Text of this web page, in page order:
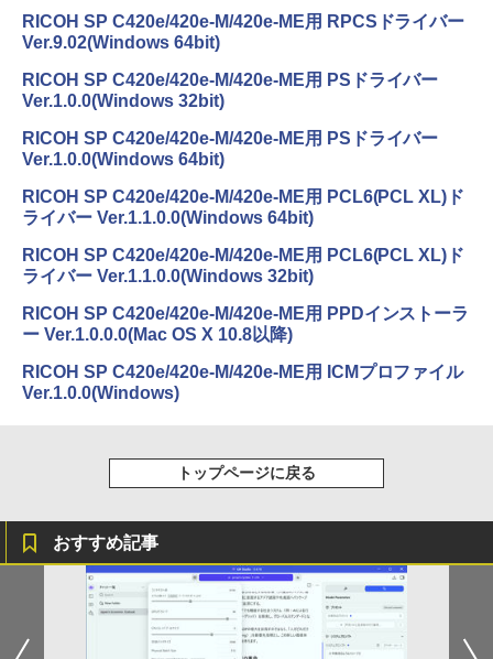
RICOH SP C420e/420e-M/420e-ME用 RPCSドライバー
Ver.9.02(Windows 64bit)
RICOH SP C420e/420e-M/420e-ME用 PSドライバー
Ver.1.0.0(Windows 32bit)
RICOH SP C420e/420e-M/420e-ME用 PSドライバー
Ver.1.0.0(Windows 64bit)
RICOH SP C420e/420e-M/420e-ME用 PCL6(PCL XL)ド
ライバー Ver.1.1.0.0(Windows 64bit)
RICOH SP C420e/420e-M/420e-ME用 PCL6(PCL XL)ド
ライバー Ver.1.1.0.0(Windows 32bit)
RICOH SP C420e/420e-M/420e-ME用 PPDインストーラ
ー Ver.1.0.0.0(Mac OS X 10.8以降)
RICOH SP C420e/420e-M/420e-ME用 ICMプロファイル
Ver.1.0.0(Windows)
トップページに戻る
おすすめ記事